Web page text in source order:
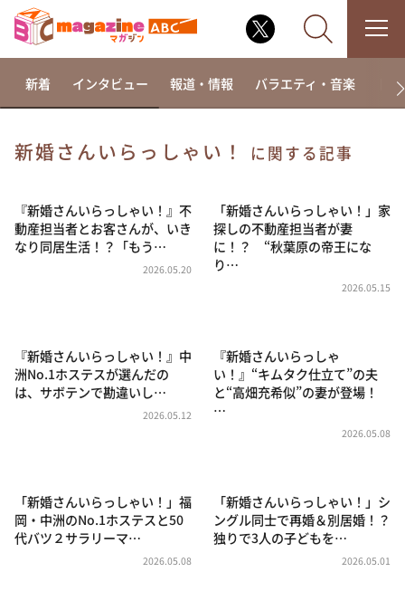
相席食堂
これ余談なんですけど・・・
～人生密着トークバラエティ！～ やすとものいたっ
河合＆A.B.C-Z塚田×福井アナ「なんでやねん！？」
（news おかえり）
DAIGOも台所 ～きょうの献立 何にする？～
教えて！ニュースライブ 正義のミカタ
ＬＩＦＥ～夢のカタチ～
新婚さんいらっしゃい！
新着 インタビュー 報道・情報 バラエティ・音楽 ド
新婚さんいらっしゃい！ に関する記事
『新婚さんいらっしゃい！』不
動産担当者とお客さんが、いき
なり同居生活！？「もう…
2026.05.20
「新婚さんいらっしゃい！」家
探しの不動産担当者が妻
に！？ “秋葉原の帝王にな
り…
2026.05.15
『新婚さんいらっしゃい！』中
洲No.1ホステスが選んだの
は、サボテンで勘違いし…
2026.05.12
『新婚さんいらっしゃ
い！』“キムタク仕立て”の夫
と“高畑充希似”の妻が登場！
…
2026.05.08
「新婚さんいらっしゃい！」福
岡・中洲のNo.1ホステスと50
代バツ２サラリーマ…
2026.05.08
「新婚さんいらっしゃい！」シ
ングル同士で再婚＆別居婚！？
独りで3人の子どもを…
2026.05.01